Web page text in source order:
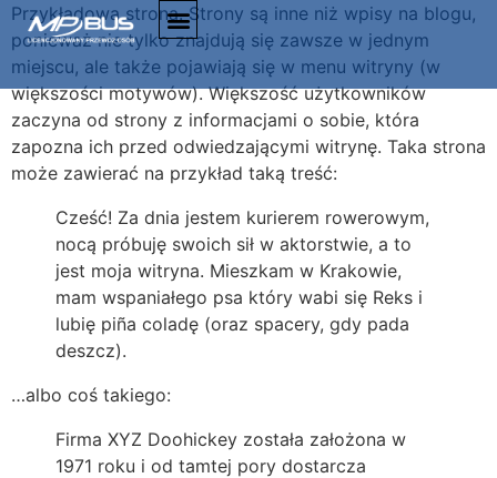
Przykładowa strona. Strony są inne niż wpisy na blogu,
ponieważ nie tylko znajdują się zawsze w jednym
miejscu, ale także pojawiają się w menu witryny (w
większości motywów). Większość użytkowników
zaczyna od strony z informacjami o sobie, która
zapozna ich przed odwiedzającymi witrynę. Taka strona
może zawierać na przykład taką treść:
Cześć! Za dnia jestem kurierem rowerowym,
nocą próbuję swoich sił w aktorstwie, a to
jest moja witryna. Mieszkam w Krakowie,
mam wspaniałego psa który wabi się Reks i
lubię piña coladę (oraz spacery, gdy pada
deszcz).
…albo coś takiego:
Firma XYZ Doohickey została założona w
1971 roku i od tamtej pory dostarcza